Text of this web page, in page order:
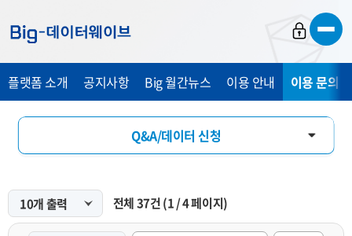
가
기
가
기
가
기
플랫폼 소개 공지사항 Big 월간뉴스 이용 안내 이용 문의
Q&A/데이터 신청
개선 요청
전체37건(1/4페이지)